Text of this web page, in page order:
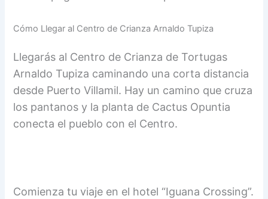
Cómo Llegar al Centro de Crianza Arnaldo Tupiza
Llegarás al Centro de Crianza de Tortugas
Arnaldo Tupiza caminando una corta distancia
desde Puerto Villamil. Hay un camino que cruza
los pantanos y la planta de Cactus Opuntia
conecta el pueblo con el Centro.
Comienza tu viaje en el hotel “Iguana Crossing”.